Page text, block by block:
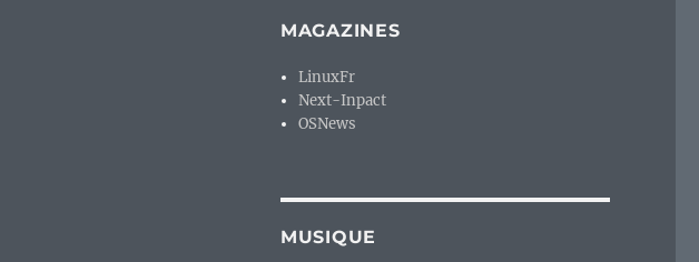
MAGAZINES
LinuxFr
Next-Inpact
OSNews
MUSIQUE